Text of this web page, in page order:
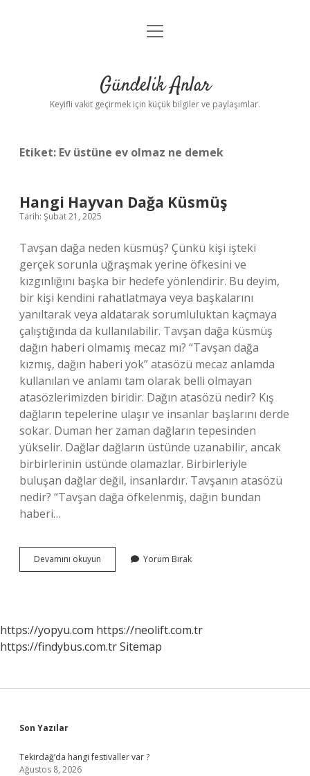
Anasayfa
Yasal Uyarı
menüyü
Gündelik Anlar
Keyifli vakit geçirmek için küçük bilgiler ve paylaşımlar.
Etiket: Ev üstüne ev olmaz ne demek
Hangi Hayvan Dağa Küsmüş
Tarih: Şubat 21, 2025
Tavşan dağa neden küsmüş? Çünkü kişi işteki
gerçek sorunla uğraşmak yerine öfkesini ve
kızgınlığını başka bir hedefe yönlendirir. Bu deyim,
bir kişi kendini rahatlatmaya veya başkalarını
yanıltarak veya aldatarak sorumluluktan kaçmaya
çalıştığında da kullanılabilir. Tavşan dağa küsmüş
dağın haberi olmamış mecaz mı? “Tavşan dağa
kızmış, dağın haberi yok” atasözü mecaz anlamda
kullanılan ve anlamı tam olarak belli olmayan
atasözlerimizden biridir. Dağın atasözü nedir? Kış
dağların tepelerine ulaşır ve insanlar başlarını derde
sokar. Duman her zaman dağların tepesinden
yükselir. Dağlar dağların üstünde uzanabilir, ancak
birbirlerinin üstünde olamazlar. Birbirleriyle
buluşan dağlar değil, insanlardır. Tavşanın atasözü
nedir? “Tavşan dağa öfkelenmiş, dağın bundan
haberi…
Devamını okuyun
Hayvan
Yorum Bırak
https://yopyu.com https://neolift.com.tr
https://findybus.com.trSitemap
Sidebar
Son Yazılar
Tekirdağ’da hangi festivaller var ?
Ağustos 8, 2026